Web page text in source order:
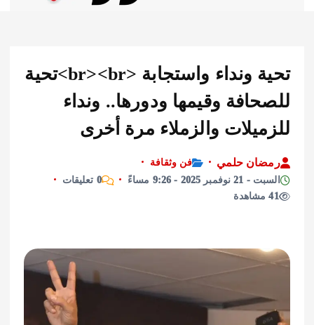
التحرير:مني أمين
تحية ونداء واستجابة <br><br>تحية
وقيمها ودورها.. ونداء
والزملاء مرة أخرى
حلمي
فن وثقافة
0 تعليقات